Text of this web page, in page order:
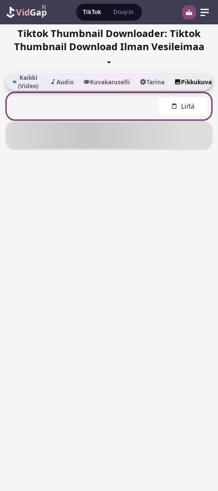
TikTok Douyin
VidGap
FI
Tiktok Thumbnail Downloader: Tiktok
Thumbnail Download Ilman Vesileimaa
Kaikki
(Video)
Audio Kuvakaruselli Tarina Pikkukuva
Liitä